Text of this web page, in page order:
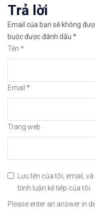
🔗https://
😘Cảm ơn bạn
Trả lời
Email của bạn sẽ không
buộc được đánh dấu *
Tên *
Email *
Trang web
Lưu tên của tôi, email,
bình luận kế tiếp của tôi.
Please enter an answer in